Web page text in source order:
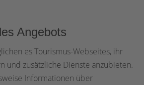
Angebots
es Tourismus-Webseites, ihr
und zusätzliche Dienste anzubieten.
Informationen über